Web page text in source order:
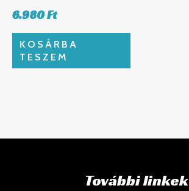
6.980Ft
KOSÁRBA
TESZEM
További linkek